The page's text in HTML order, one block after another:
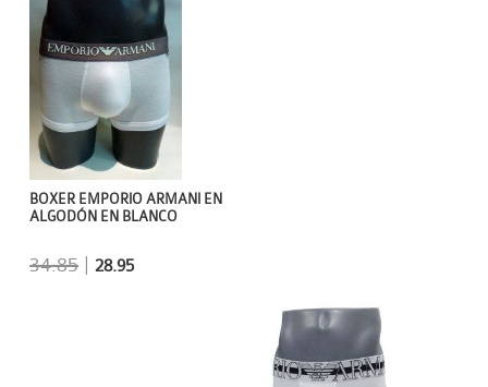
BOXER EMPORIO ARMANI EN
ALGODÓN EN BLANCO
34.85 |28.95